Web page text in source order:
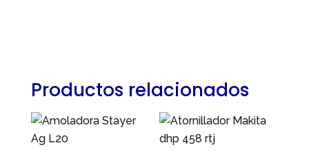
Productos relacionados